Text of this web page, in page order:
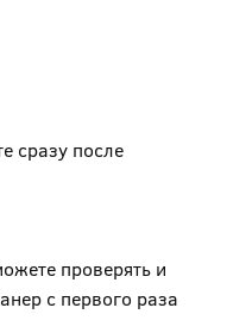
сразу после
проверять и
с первого раза